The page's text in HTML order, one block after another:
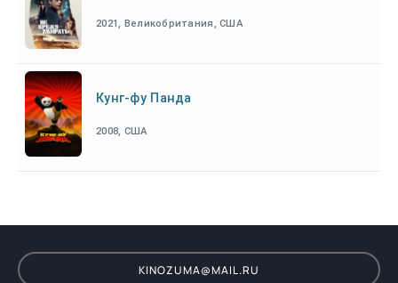
2021, Великобритания, США
Кунг-фу Панда
2008, США
KINOZUMA@MAIL.RU